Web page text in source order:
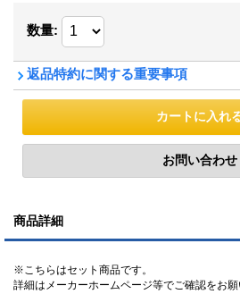
数量:
返品特約に関する重要事項
商品詳細
※こちらはセット商品です。
詳細はメーカーホームページ等でご確認をお願